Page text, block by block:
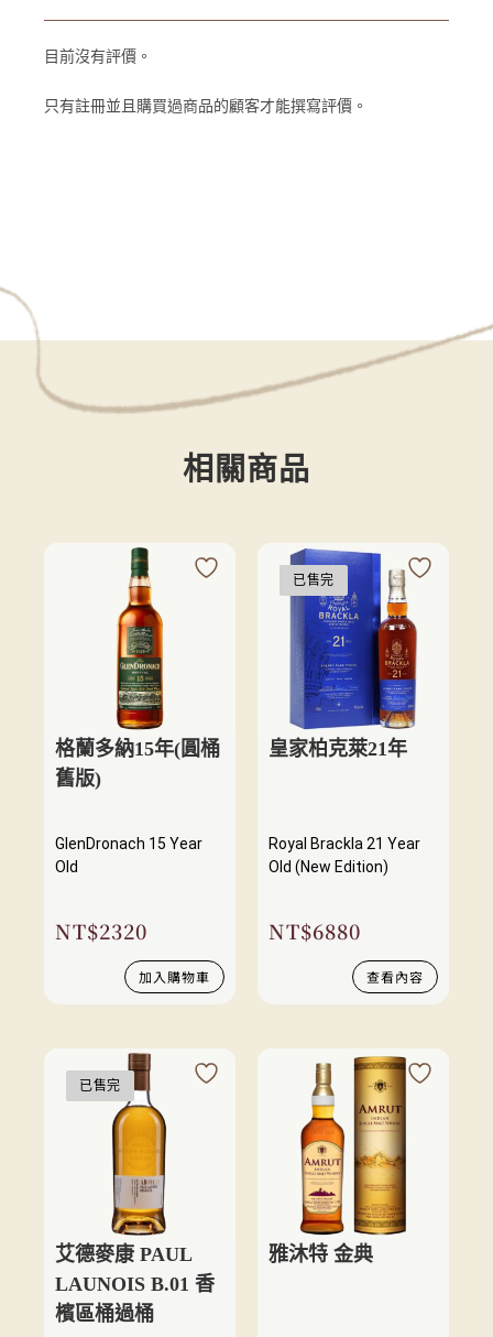
目前沒有評價。
只有註冊並且購買過商品的顧客才能撰寫評價。
相關商品
格蘭多納15年(圓桶
舊版)
GlenDronach 15 Year
Old
NT$2320
加入購物車
已售完
皇家柏克萊21年
Royal Brackla 21 Year
Old (New Edition)
NT$6880
查看內容
已售完
艾德麥康 PAUL
LAUNOIS B.01 香
檳區桶過桶
雅沐特 金典